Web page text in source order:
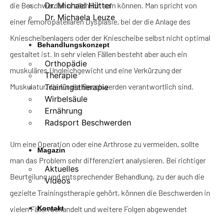
Dr. Michael Hütter
Dr. Michaela Leuze
Behandlungskonzept
Orthopädie
Therapie
Trainingstherapie
Wirbelsäule
Ernährung
Radsport Beschwerden
Magazin
Aktuelles
Videos
Kontakt
die Beschwerden ursächlich sein können. Man spricht von
einer femoropatellaren Dysplasie, bei der die Anlage des
Kniescheibenlagers oder der Kniescheibe selbst nicht optimal
gestaltet ist. In sehr vielen Fällen besteht aber auch ein
muskuläres Ungleichgewicht und eine Verkürzung der
Muskulatur, die für die Beschwerden verantwortlich sind.
Um eine Operation oder eine Arthrose zu vermeiden, sollte
man das Problem sehr differenziert analysieren. Bei richtiger
Beurteilung und entsprechender Behandlung, zu der auch die
gezielte Trainingstherapie gehört, können die Beschwerden in
vielen Fällen behandelt und weitere Folgen abgewendet